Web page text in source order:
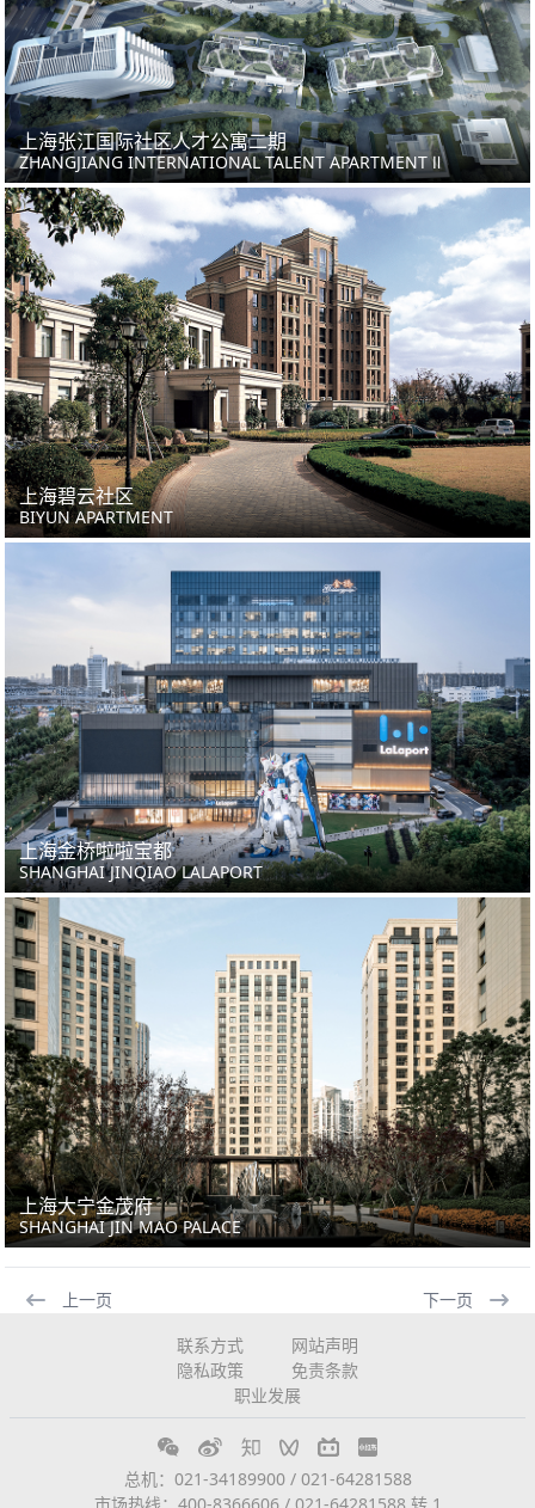
上海张江国际社区人才公寓二期
ZHANGJIANG INTERNATIONAL TALENT APARTMENT Ⅱ
上海碧云社区
BIYUN APARTMENT
上海金桥啦啦宝都
SHANGHAI JINQIAO LALAPORT
上海大宁金茂府
SHANGHAI JIN MAO PALACE
上一页
下一页
联系方式
网站声明
隐私政策
免责条款
职业发展
总机：021-34189900 / 021-64281588